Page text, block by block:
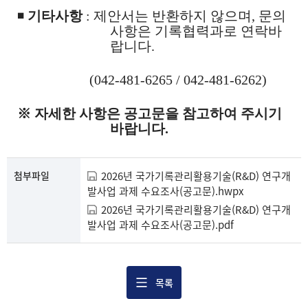
◾ 기타사항 : 제안서는 반환하지 않으며 , 문의
사항은 기록협력과로 연락바
랍니다.
(042-481-6265 / 042-481-6262)
※︎ 자세한 사항은 공고문을 참고하여 주시기
바랍니다.
첨부파일
2026년 국가기록관리활용기술(R&D) 연구개
발사업 과제 수요조사(공고문).hwpx
2026년 국가기록관리활용기술(R&D) 연구개
발사업 과제 수요조사(공고문).pdf
목록